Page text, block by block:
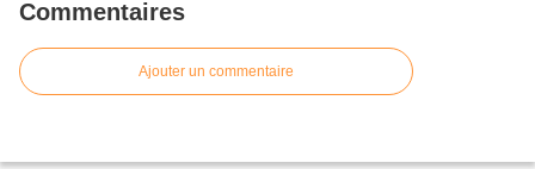
Commentaires
Ajouter un commentaire